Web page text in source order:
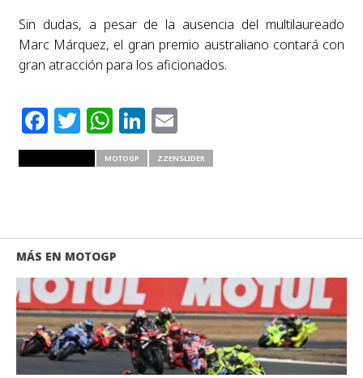
Sin dudas, a pesar de la ausencia del multilaureado
Marc Márquez, el gran premio australiano contará con
gran atracción para los aficionados.
Facebook
Twitter
WhatsApp
LinkedIn
Email
MOTOGP ZZENSLIDER
MÁS EN MOTOGP